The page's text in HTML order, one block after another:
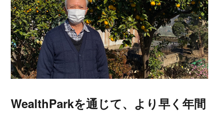
WealthParkを通じて、より早く年間